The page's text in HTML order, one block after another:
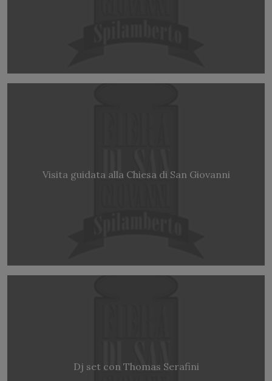
Visita guidata alla Chiesa di San Giovanni
Dj set con Thomas Serafini